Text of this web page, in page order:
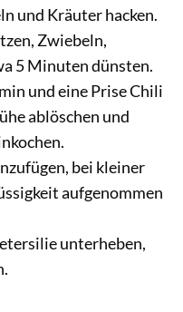
und Kräuter hacken.
Zwiebeln,
5 Minuten dünsten.
und eine Prise Chili
ablöschen und
bei kleiner
aufgenommen
unterheben,